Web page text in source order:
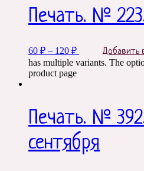
Печать. №
60 ₽ – 120 ₽ Добавить
has multiple variants. The
product page
Печать. №
сентября